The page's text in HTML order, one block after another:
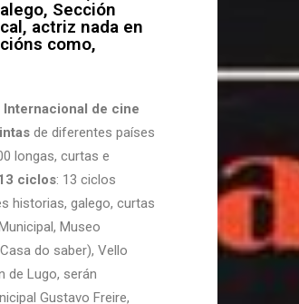
Sección
actriz nada en
como,
Internacional de cine
de diferentes países
longas, curtas e
ciclos: 13 ciclos
historias, galego, curtas
Museo
do saber), Vello
de Lugo, serán
Gustavo Freire,